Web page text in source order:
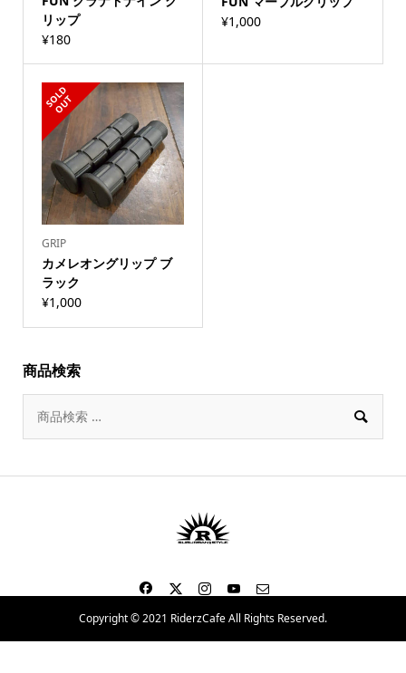
リップ
¥180
¥1,000
S
O
L
D
O
U
T
GRIP
カメレオングリップ ブ
ラック
¥1,000
商品検索

Copyright © 2021 RiderzCafe All Rights Reserved.